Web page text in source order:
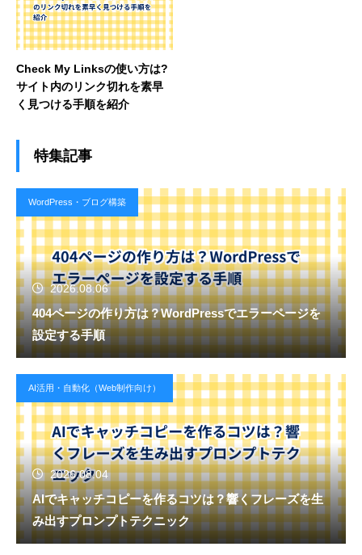
Check My Linksの使い方は?
サイト内のリンク切れを素早
く見つける手順を紹介
特集記事
WordPress・ブログ構築
2026.08.06
404ページの作り方は？WordPressでエラーページを
設定する手順
AI活用・自動化（Web制作向け）
2026.08.04
AIでキャッチコピーを作るコツは？響くフレーズを生
み出すプロンプトテクニック